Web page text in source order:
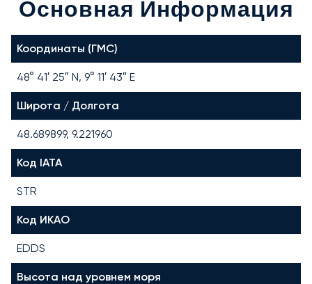
Основная Информация
Координаты (ГМС)
48° 41′ 25″ N, 9° 11′ 43″ E
Широта / Долгота
48.689899, 9.221960
Код IATA
STR
Код ИКАО
EDDS
Высота над уровнем моря